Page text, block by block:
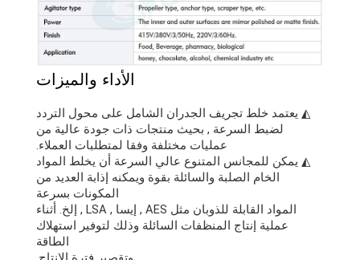
الأداء والميزات
◭ يعتمد خلط تجريف الجدران الشامل على محول التردد
لضبط السرعة , بحيث منتجات ذات جودة عالية من
عمليات مختلفة وفقا لمتطلبات العملاء.
◭ يمكن للمجانس المتنوع عالي السرعة أن يخلط المواد
الخام الصلبة والسائلة بقوة ويمكنه إذابة العديد من
المكونات بسرعة
المواد القابلة للذوبان مثل AES , إيسا , LSA , إلخ. أثناء
عملية إنتاج المنظفات السائلة وذلك لتوفير استهلاك
الطاقة